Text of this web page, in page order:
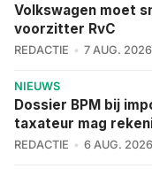
Volkswagen moet
voorzitter RvC
REDACTIE 7 AUG. 2026
NIEUWS
Dossier BPM bij
taxateur mag
REDACTIE 6 AUG. 2026